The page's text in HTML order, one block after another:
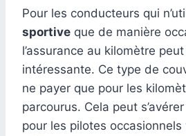
Pour les conducteurs qui
sportive que de manière
l’assurance au kilomètre
intéressante. Ce type de
ne payer que pour les
parcourus. Cela peut
pour les pilotes occasionnels